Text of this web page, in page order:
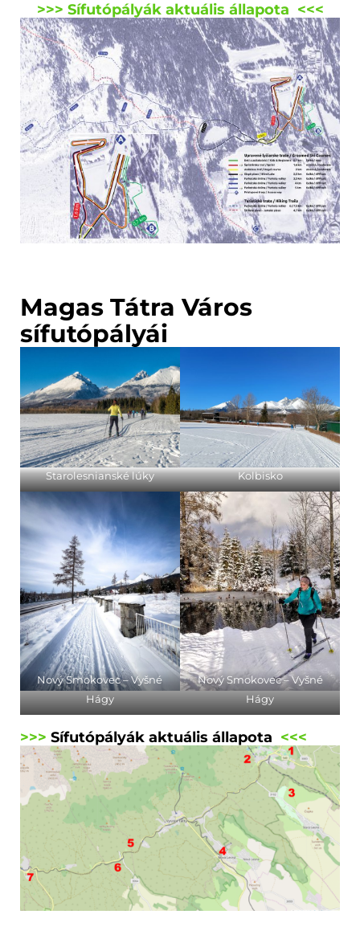
>>> Sífutópályák aktuális állapota <<<
Magas Tátra Város
sífutópályái
Starolesnianské lúky Kolbisko
Nový Smokovec – Vyšné
Hágy
Nový Smokovec – Vyšné
Hágy
>>> Sífutópályák aktuális állapota <<<